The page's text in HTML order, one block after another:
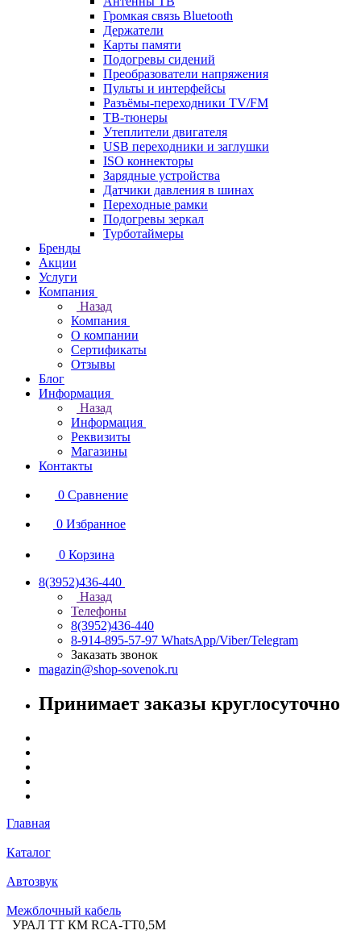
Громкая связь Bluetooth
Держатели
Карты памяти
Подогревы сидений
Преобразователи напряжения
Пульты и интерфейсы
Разъёмы-переходники TV/FM
ТВ-тюнеры
Утеплители двигателя
USB переходники и заглушки
ISO коннекторы
Зарядные устройства
Датчики давления в шинах
Переходные рамки
Подогревы зеркал
Турботаймеры
Бренды
Акции
Услуги
Компания
Назад
Компания
О компании
Сертификаты
Отзывы
Блог
Информация
Назад
Информация
Реквизиты
Магазины
Контакты
0 Сравнение
0 Избранное
0 Корзина
8(3952)436-440
Назад
Телефоны
8(3952)436-440
8-914-895-57-97 WhatsApp/Viber/Telegram
Заказать звонок
magazin@shop-sovenok.ru
Принимает заказы круглосуточно
Главная
Каталог
Автозвук
Межблочный кабель
УРАЛ ТТ КМ RCA-ТТ0,5М